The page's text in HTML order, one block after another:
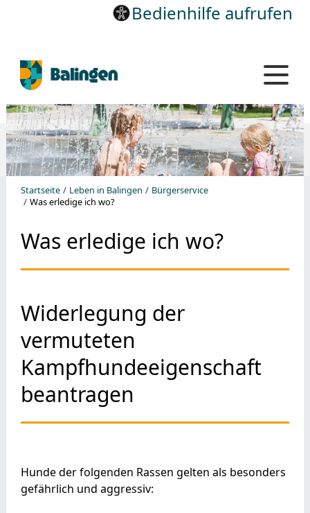
Bedienhilfe aufrufen
Startseite Leben in Balingen
Bürgerservice
Was erledige ich wo?
Was erledige ich wo?
Widerlegung der
vermuteten
Kampfhundeeigenschaft
beantragen
Hunde der folgenden Rassen gelten als besonders
gefährlich und aggressiv: